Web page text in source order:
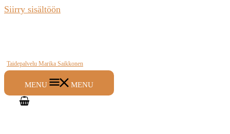
Siirry sisältöön
Taidepalvelu Marika Saikkonen
MENU MENU